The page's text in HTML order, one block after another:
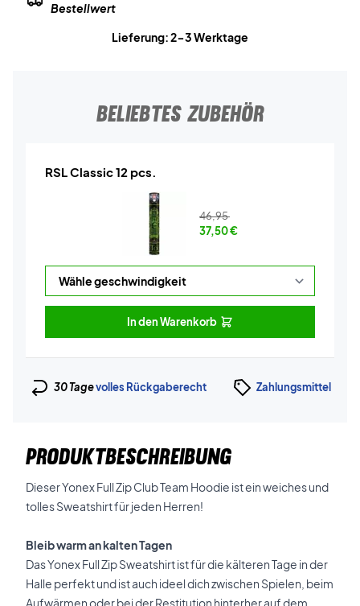
Bestellwert
Lieferung: 2-3 Werktage
BELIEBTES ZUBEHÖR
RSL Classic 12 pcs.
46,95
37,50€
In den Warenkorb
30 Tagevolles Rückgaberecht Zahlungsmittel
PRODUKTBESCHREIBUNG
Dieser Yonex Full Zip Club Team Hoodie ist ein weiches und
tolles Sweatshirt für jeden Herren!
Bleib warm an kalten Tagen
Das Yonex Full Zip Sweatshirt ist für die kälteren Tage in der
Halle perfekt und ist auch ideel dich zwischen Spielen, beim
Aufwärmen oder bei der Restitution hinterher auf dem